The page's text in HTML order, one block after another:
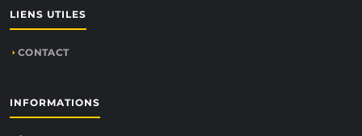
LIENS UTILES
CONTACT
INFORMATIONS